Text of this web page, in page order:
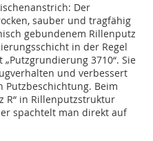
Der
sauber und tragfähig
gebundenem Rillenputz
in der Regel
3710“. Sie
und verbessert
Beim
R“ in Rillenputzstruktur
spachtelt man direkt auf